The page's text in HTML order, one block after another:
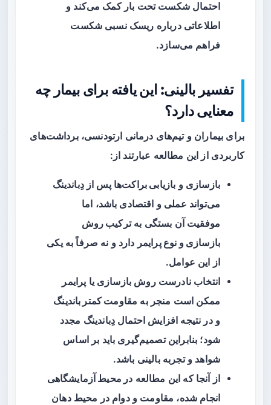
احتمال شکست تحت بار کمک می‌کند و
اطلاعاتی درباره ریسک نسبی شکست
فراهم می‌سازد.
تفسیر بالینی: این یافته برای بیمار چه
معنایی دارد؟
برای بیماران و تیم‌های درمانی ارتودنسی، برداشت‌های
کاربردی از این مطالعه عبارتند از:
بازسازی و بازیابی براکت‌ها پس از دِباندینگ
می‌تواند عملی و اقتصادی باشد، اما
موفقیت آن بستگی بهترکیب روش
بازسازی و نوع پرایمر دارد و نه صرفاً به یکی
از این عوامل.
انتخاب نادرست روش بازسازی یا پرایمر
ممکن است منجر به مقاومت کمتر باندینگ
و در نتیجه افزایش احتمال دِباندینگ مجدد
شود؛ بنابراین تصمیم‌گیری باید بر اساس
شواهد و تجربه بالینی باشد.
از آنجا که این مطالعه در محیط آزمایشگاهی
انجام شده، مقاومت و دوام در محیط دهان